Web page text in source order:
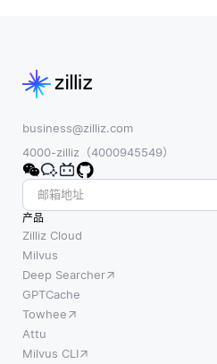
business@zilliz.com
4000-zilliz（4000945549）
产品
Zilliz Cloud
Milvus
Deep Searcher
GPTCache
Towhee
Attu
Milvus CLI